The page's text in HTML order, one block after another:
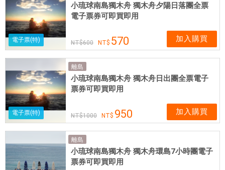
電子票(特)
小琉球南島獨木舟 獨木舟夕陽日落團全票
電子票券可即買即用
600 570 加入購買
電子票(特)
離島
小琉球南島獨木舟 獨木舟日出團全票電子
票券可即買即用
1000 950 加入購買
離島
小琉球南島獨木舟 獨木舟環島7小時團電子
票券可即買即用